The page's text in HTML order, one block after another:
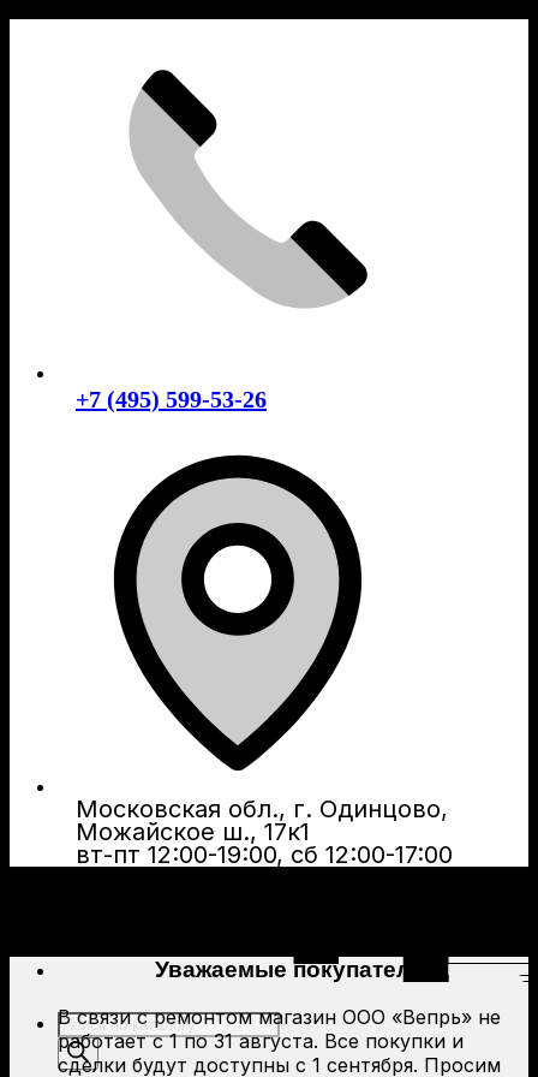
+7 (495) 599-53-26
Московская обл., г. Одинцово,
Можайское ш., 17к1
вт-пт 12:00-19:00, сб 12:00-17:00
Поиск
товаров
Уважаемые покупатели!
В связи с ремонтом магазин ООО «Вепрь» не
работает с 1 по 31 августа. Все покупки и
сделки будут доступны с 1 сентября. Просим